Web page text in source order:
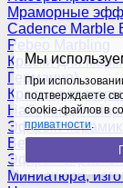
Мраморные
Cadence Marble
Pebeo Marbling
Краски для
Германия)
Краски для
Наборы для
Эффект
Венецианская
Эффекты
Миниатюра,
Мы
При
подтверждаете
cookie-файлов в
приватности.